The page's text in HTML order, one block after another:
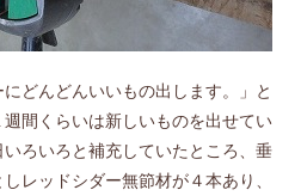
どんどんいいもの出します。」と
間くらいは新しいものを出せてい
ろいろと補充していたところ、垂
レッドシダー無節材が４本あり、